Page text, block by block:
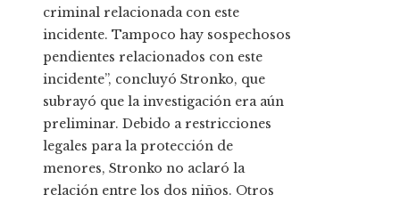
criminal relacionada con este
incidente. Tampoco hay sospechosos
pendientes relacionados con este
incidente”, concluyó Stronko, que
subrayó que la investigación era aún
preliminar. Debido a restricciones
legales para la protección de
menores, Stronko no aclaró la
relación entre los dos niños. Otros